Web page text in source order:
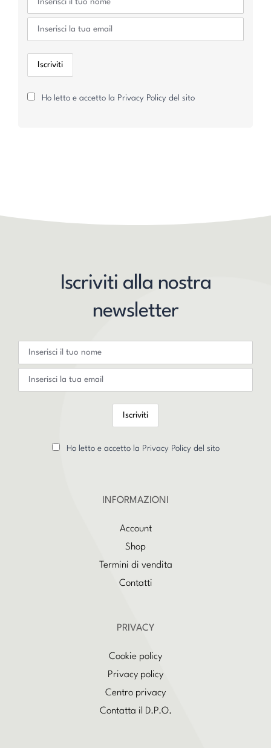
Ho letto e accetto la Privacy Policy del sito
Iscriviti alla nostra
newsletter
Ho letto e accetto la Privacy Policy del sito
INFORMAZIONI
Account
Shop
Termini di vendita
Contatti
PRIVACY
Cookie policy
Privacy policy
Centro privacy
Contatta il D.P.O.